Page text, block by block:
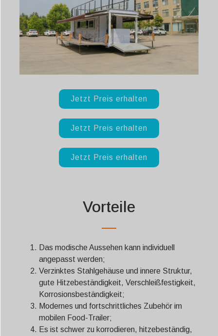
Jetzt Preis erhalten
Jetzt Preis erhalten
Jetzt Preis erhalten
Vorteile
Das modische Aussehen kann individuell
angepasst werden;
Verzinktes Stahlgehäuse und innere Struktur,
gute Hitzebeständigkeit, Verschleißfestigkeit,
Korrosionsbeständigkeit;
Modernes und fortschrittliches Zubehör im
mobilen Food-Trailer;
Es ist schwer zu korrodieren, hitzebeständig,